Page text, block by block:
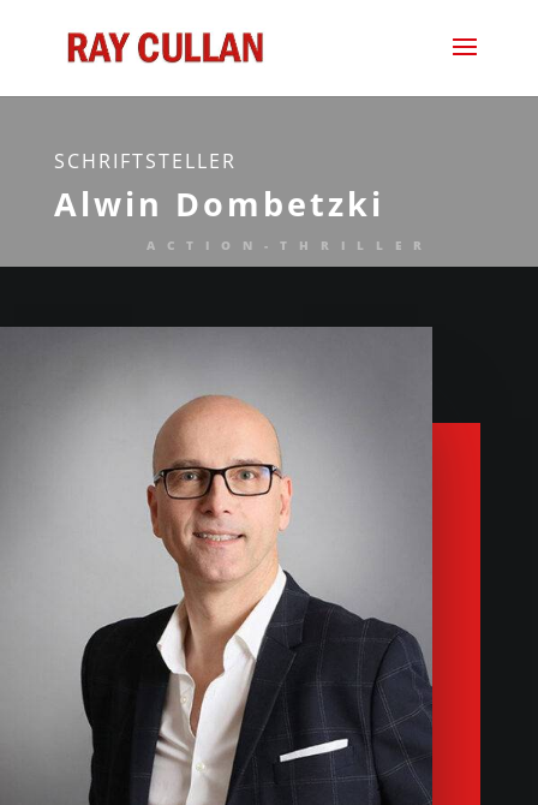
SCHRIFTSTELLER
Alwin Dombetzki
ACTION-THRILLER